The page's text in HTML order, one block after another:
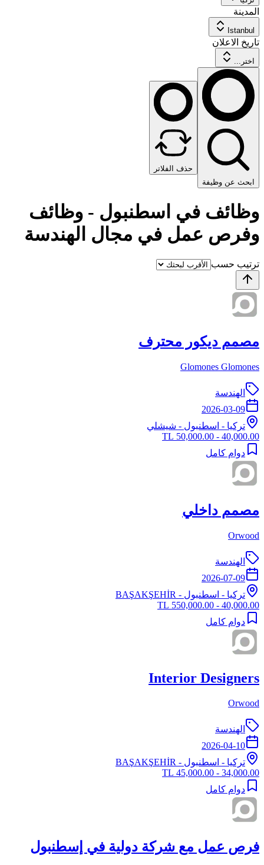
المدينة
Istanbul
تاريخ الاعلان
اختر...
ابحث عن وظيفة
حذف الفلاتر
وظائف في اسطنبول - وظائف
وفرص عمل في مجال الهندسة
ترتيب حسب
مصمم ديكور محترف
Glomones Glomones
الهندسة
2026-03-09
تركيا - اسطنبول - شيشلي
40,000.00 - 50,000.00 TL
دوام كامل
مصمم داخلي
Orwood
الهندسة
2026-07-09
تركيا - اسطنبول - BAŞAKŞEHİR
40,000.00 - 550,000.00 TL
دوام كامل
Interior Designers
Orwood
الهندسة
2026-04-10
تركيا - اسطنبول - BAŞAKŞEHİR
34,000.00 - 45,000.00 TL
دوام كامل
فرص عمل مع شركة دولية في إسطنبول